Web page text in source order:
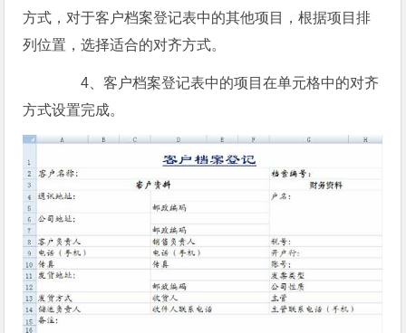
方式，对于客户档案登记表中的其他项目，根据项目排
列位置，选择适合的对齐方式。
4、客户档案登记表中的项目在单元格中的对齐
方式设置完成。